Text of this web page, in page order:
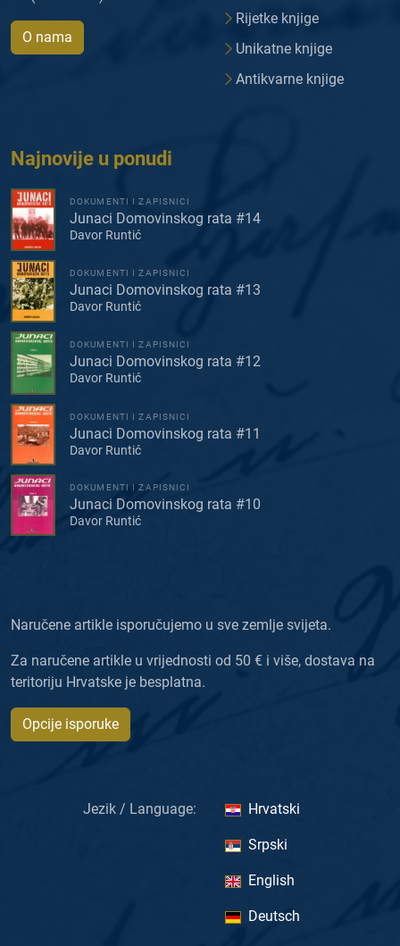
O nama
Rijetke knjige
Unikatne knjige
Antikvarne knjige
Najnovije u ponudi
DOKUMENTI I ZAPISNICI
Junaci Domovinskog rata #14
Davor Runtić
DOKUMENTI I ZAPISNICI
Junaci Domovinskog rata #13
Davor Runtić
DOKUMENTI I ZAPISNICI
Junaci Domovinskog rata #12
Davor Runtić
DOKUMENTI I ZAPISNICI
Junaci Domovinskog rata #11
Davor Runtić
DOKUMENTI I ZAPISNICI
Junaci Domovinskog rata #10
Davor Runtić
Naručene artikle isporučujemo u sve zemlje svijeta.
Za naručene artikle u vrijednosti od 50 € i više, dostava na
teritoriju Hrvatske je besplatna.
Opcije isporuke
Jezik / Language: Hrvatski
Srpski
English
Deutsch